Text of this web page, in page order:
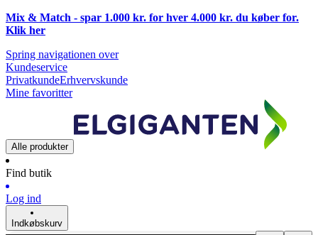
Mix & Match - spar 1.000 kr. for hver 4.000 kr. du køber for.
Klik her
Spring navigationen over
Kundeservice
PrivatkundeErhvervskunde
Mine favoritter
Alle produkter
Find butik
Log ind
Indkøbskurv